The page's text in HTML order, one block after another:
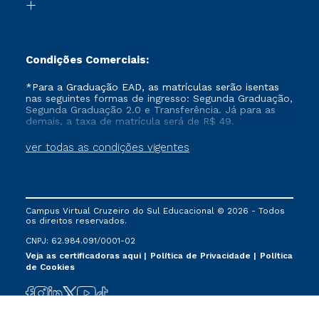
Condições Comerciais:
ver todas as condições vigentes
*Para a Graduação EAD, as matrículas serão isentas
nas seguintes formas de ingresso: Segunda Graduação,
Segunda Graduação 2.0 e Transferência. Já para as
demais, a taxa de matrícula será de R$ 49.
Campus Virtual Cruzeiro do Sul Educacional © 2026 - Todos
os direitos reservados.
CNPJ: 62.984.091/0001-02
Veja as certificadoras aqui
Política de Privacidade
Política
de Cookies